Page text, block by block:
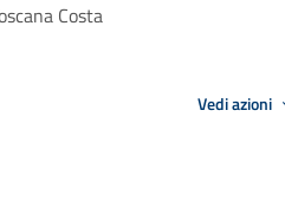
Costa
Vedi azioni